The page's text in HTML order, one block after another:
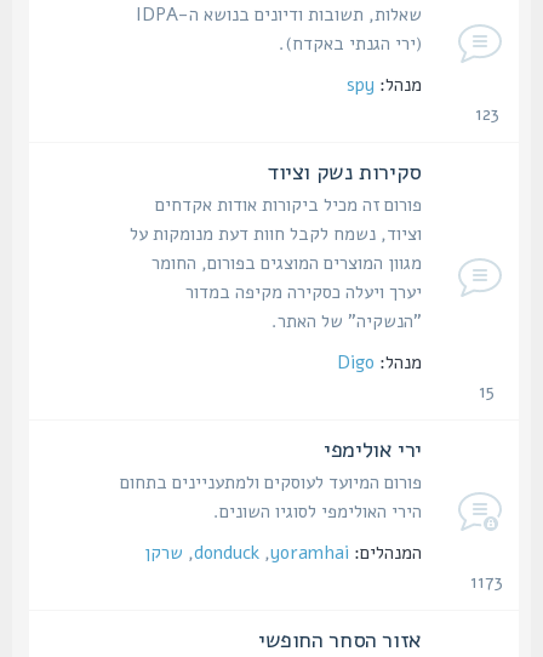
שאלות, תשובות ודיונים בנושא ה-IDPA
(ירי הגנתי באקדח).
מנהל: spy
סקירות נשק וציוד
פורום זה מכיל ביקורות אודות אקדחים
וציוד, נשמח לקבל חוות דעת מנומקות על
מגוון המוצרים המוצגים בפורום, החומר
יערך ויעלה כסקירה מקיפה במדור
"הנשקיה" של האתר.
מנהל: Digo
ירי אולימפי
פורום המיועד לעוסקים ולמתעניינים בתחום
הירי האולימפי לסוגיו השונים.
המנהלים: yoramhai
,
donduck
,שרקן
אזור הסחר החופשי